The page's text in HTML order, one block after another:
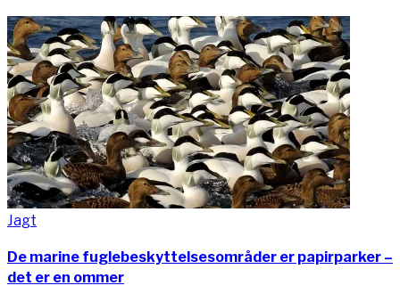
Jagt
De marine fuglebeskyttelsesområder er papirparker –
det er en ommer